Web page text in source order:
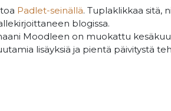
Padlet-seinällä. Tuplaklikkaa sitä,
blogissa.
Moodleen on muokattu
lisäyksiä ja pientä päivitystä